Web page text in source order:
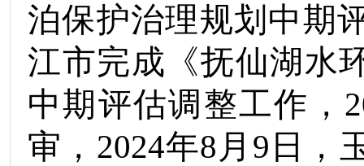
泊保护治理规划中期
江市完成《抚仙湖水
中期评估调整工作 ，
审， 2024年8 月 9 日，